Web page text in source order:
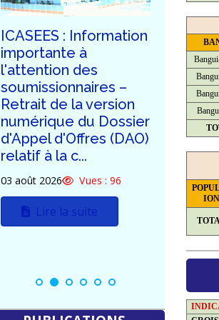
ICASEES : Information
importante à
l'attention des
soumissionnaires –
Retrait de la version
numérique du Dossier
d'Appel d'Offres (DAO)
relatif à la c...
03 août 2026 Vues : 96
Lire la suite
de
de
30 juillet
ION